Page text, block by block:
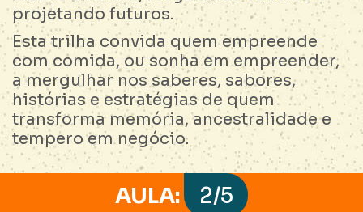
projetando futuros.
Esta trilha convida quem empreende
com comida, ou sonha em empreender,
a mergulhar nos saberes, sabores,
histórias e estratégias de quem
transforma memória, ancestralidade e
tempero em negócio.
AULA: 2/5